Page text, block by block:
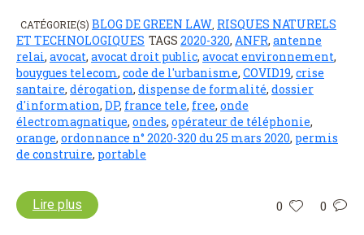
CATÉGORIE(S) BLOG DE GREEN LAW RISQUES NATURELS
ET TECHNOLOGIQUES TAGS 2020-320, ANFR, antenne
relai, avocat, avocat droit public, avocat environnement,
bouygues telecom, code de l'urbanisme, COVID19, crise
santaire, dérogation, dispense de formalité, dossier
d'information, DP, france tele, free, onde
électromagnatique, ondes, opérateur de téléphonie,
orange, ordonnance n° 2020-320 du 25 mars 2020, permis
de construire, portable
0 0
Lire plus